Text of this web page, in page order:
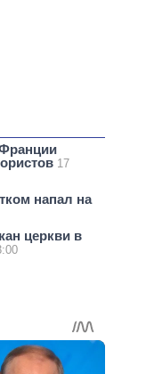
17
напал на
церкви в